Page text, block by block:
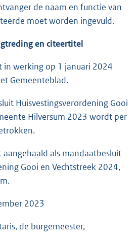
de naam en functie van
moet worden ingevuld.
en citeertitel
in werking op 1 januari 2024
Gemeenteblad.
Huisvestingsverordening Gooi
Hilversum 2023 wordt per
als mandaatbesluit
Gooi en Vechtstreek 2024,
2023
de burgemeester,